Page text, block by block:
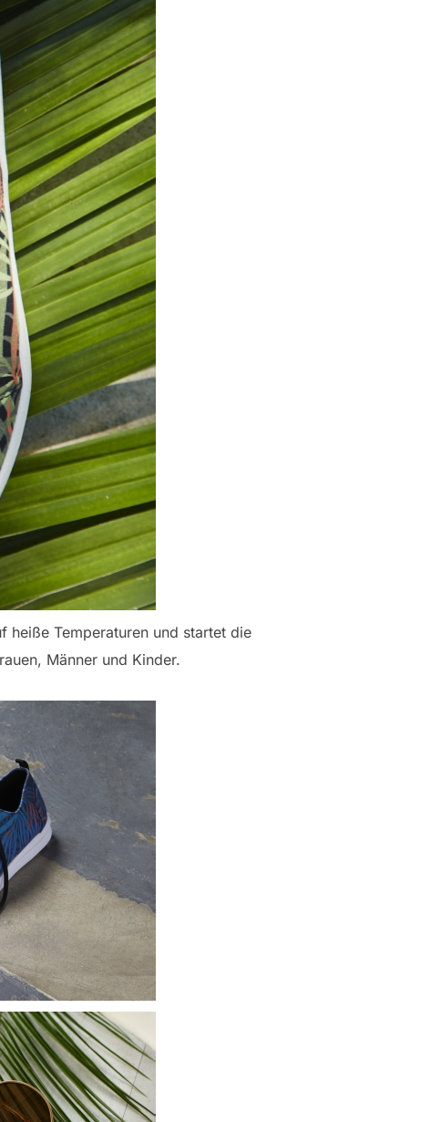
heiße Temperaturen und startet die
Männer und Kinder.